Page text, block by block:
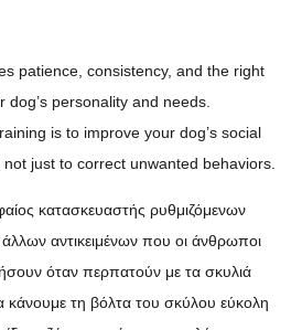
patience, consistency, and the right
personality and needs.
is to improve your dog’s social
just to correct unwanted behaviors.
κατασκευαστής ρυθμιζόμενων
αντικειμένων που οι άνθρωποι
όταν περπατούν με τα σκυλιά
κάνουμε τη βόλτα του σκύλου εύκολη